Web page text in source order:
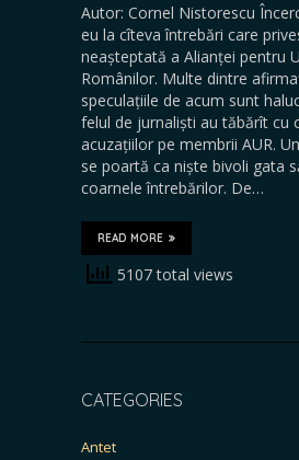
Autor: Cornel Nistorescu
eu la cîteva întrebări care
neașteptată a Alianței pentru
Românilor. Multe dintre
speculațiile de acum sunt
felul de jurnaliști au tăbărît cu
acuzațiilor pe membrii AUR.
se poartă ca niște bivoli gata
coarnele întrebărilor. De…
READ MORE
5107 total views
CATEGORIES
Antet